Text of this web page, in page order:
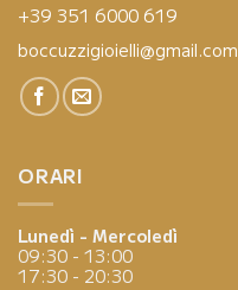
+39 351 6000 619
boccuzzigioielli@gmail.com
ORARI
Lunedì - Mercoledì
09:30 - 13:00
17:30 - 20:30